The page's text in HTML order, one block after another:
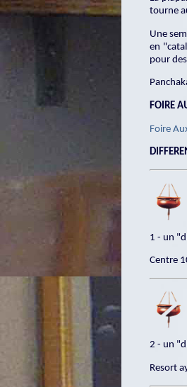
tourne
Une
en
pour
FOIRE
Foire
1 - un
Centre
2 - un
Resort